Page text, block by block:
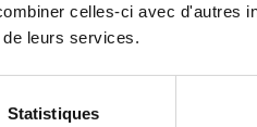
celles-ci avec d'autres
leurs services.
Statistiques